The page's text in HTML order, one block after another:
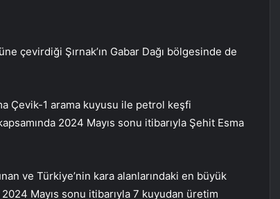
çevirdiği Şırnak’ın Gabar Dağı bölgesinde de
Çevik-1 arama kuyusu ile petrol keşfi
2024 Mayıs sonu itibarıyla Şehit Esma
ve Türkiye’nin kara alanlarındaki en büyük
2024 Mayıs sonu itibarıyla 7 kuyudan üretim